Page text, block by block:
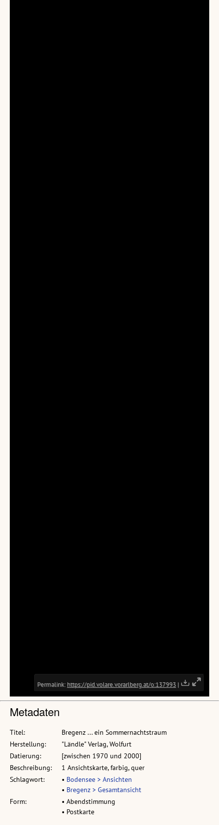
Metadaten
Titel:
Bregenz ... ein Sommernachtstraum
Herstellung:
"Ländle" Verlag, Wolfurt
Datierung:
[zwischen 1970 und 2000]
Beschreibung:
1 Ansichtskarte, farbig, quer
Schlagwort:
• Bodensee > Ansichten
• Bregenz > Gesamtansicht
Form:
• Abendstimmung
• Postkarte